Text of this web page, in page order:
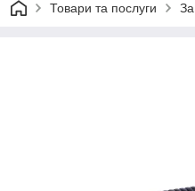
Товари та послуги